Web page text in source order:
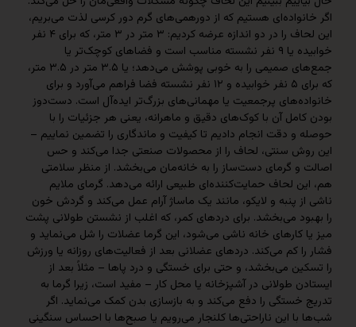
هستیم که از دورهمی‌های گرم دور کرسی لذت می‌بریم،
این لحاف را در دو اندازه عرضه کردیم: ۳ متر در ۳ متر، که برای ۴ نفر
خوابیده یا ۹ نفر نشسته مناسب است و فضاهای کوچک‌تر یا
جمع‌های صمیمی را به خوبی پوشش می‌دهد؛ یا ۳.۵ متر در ۳.۵ متر،
که برای ۵ نفر خوابیده و ۱۲ نفر نشسته فضا فراهم می‌آورد و برای
پرجمعیت یا مهمانی‌های بزرگ‌تر ایده‌آل است. دست‌دوز
آن با کوک‌های دقیق و ماهرانه، یعنی هر جزئیات را با
دقت انجام دادیم تا کیفیت و ماندگاری را تضمین نماییم –
سنتی، لحاف را از محصولات صنعتی جدا می‌کند و حس
گرمای دست‌ساز را به خانه‌مان می‌بخشد. از منظر سلامتی
لحاف حمایت‌کننده‌ای طبیعی ارائه می‌دهد. گرمای ملایم
پنبه و لایکو، مانند یک ماساژ آرام عمل می‌کند و گردش خون
می‌بخشد. برای دردهای کمر، که اغلب از نشستن طولانی پشت
کارهای خانه ناشی می‌شود، این گرما عضلات را شل می‌نماید و
کم می‌کند. دردهای عضلانی بعد از فعالیت‌های روزانه یا ورزش
می‌بخشد، و حتی برای خستگی و درد پاها – مثلاً بعد از
طولانی در آشپزخانه یا محل کار – مفید است، زیرا گرما به
را دفع می‌کند و به بازسازی بدن کمک می‌نماید. اگر
این ناراحتی‌ها کلنجار می‌رویم یا صبح‌ها با احساس سنگینی